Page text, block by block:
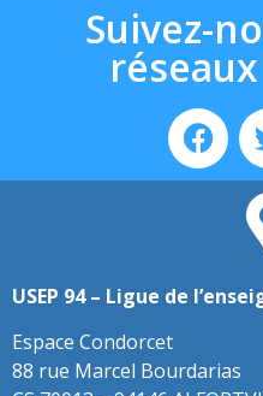
Suivez-
USEP 94 – Ligue de
Espace Condorcet
88 rue Marcel Bourdarias